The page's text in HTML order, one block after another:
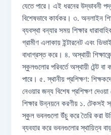
যেতে পারে। এই ধরনের উদ্ভাবনী
বিশেষভাবে কার্যকর। ৩. অনলাইন
ব্যবস্থা বন্যার সময় শিক্ষার
গ্রামীণ এলাকায় ইন্টারনেট এবং
বাধাগ্রস্ত করে। ৪. অস্থায়ী
স্কুলগুলোর পরিবর্তে অস্থায়ী টেন্ট বা
পারে। ৫. স্থানীয় প্রশিক্ষণ:
নেওয়ার জন্য বিশেষ প্রশিক্ষণ
শিক্ষার উন্নয়নে করণীয় ১. টেকসই
স্কুল ভবনগুলো উঁচু করে তৈরি করা
ব্যবহার করে ভবনগুলোর স্থায়িত্ব